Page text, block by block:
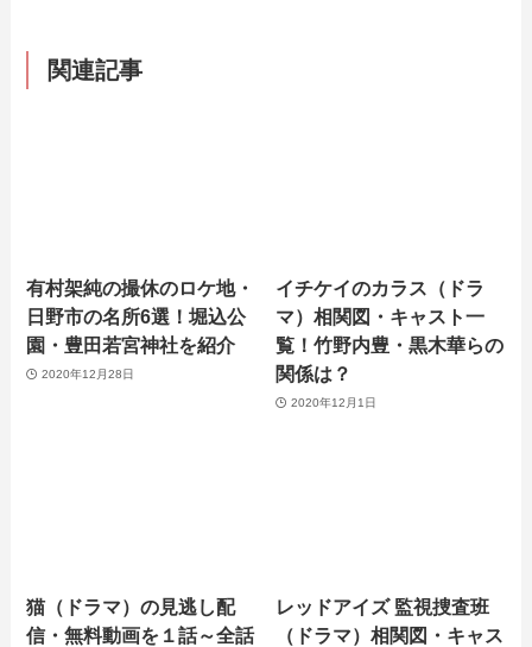
関連記事
有村架純の撮休のロケ地・
日野市の名所6選！堀込公
園・豊田若宮神社を紹介
2020年12月28日
イチケイのカラス（ドラ
マ）相関図・キャスト一
覧！竹野内豊・黒木華らの
関係は？
2020年12月1日
猫（ドラマ）の見逃し配
信・無料動画を１話～全話
レッドアイズ 監視捜査班
（ドラマ）相関図・キャス